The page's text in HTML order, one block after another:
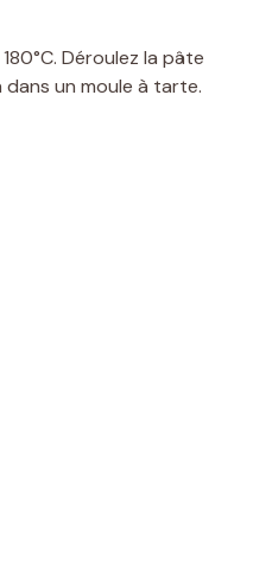
Déroulez la pâte
un moule à tarte.